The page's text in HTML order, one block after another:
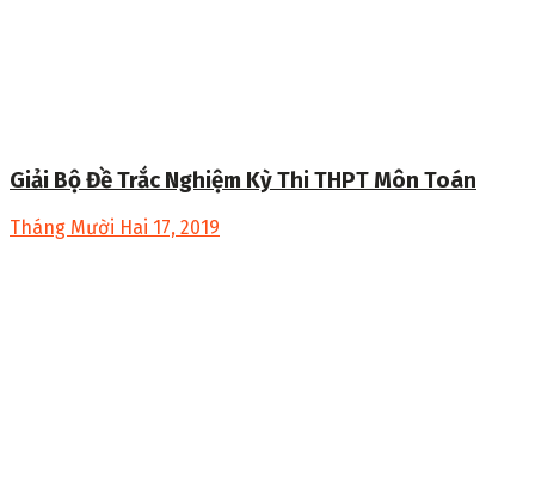
Giải Bộ Đề Trắc Nghiệm Kỳ Thi THPT Môn Toán
Tháng Mười Hai 17, 2019